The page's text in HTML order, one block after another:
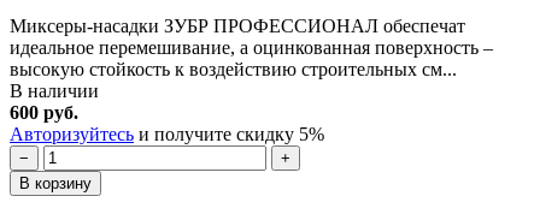
Миксеры-насадки ЗУБР ПРОФЕССИОНАЛ обеспечат
идеальное перемешивание, а оцинкованная поверхность –
высокую стойкость к воздействию строительных см...
В наличии
600 руб.
Авторизуйтесь и получите скидку 5%
−
+
В корзину